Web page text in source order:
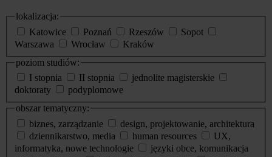
lokalizacja:
Katowice
Poznań Rzeszów
Sopot
Warszawa
Wrocław
Kraków
poziom studiów:
I stopnia
II stopnia
jednolite magisterskie
doktoraty
podyplomowe
obszar tematyczny:
biznes, zarządzanie
design, projektowanie, architektura
dziennikarstwo, media
human resources
UX,
informatyka, nowe technologie
języki obce, komunikacja